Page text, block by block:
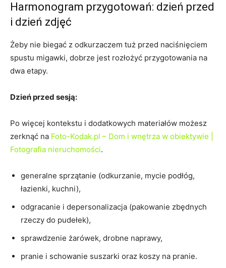
Harmonogram przygotowań: dzień przed
i dzień zdjęć
Żeby nie biegać z odkurzaczem tuż przed naciśnięciem
spustu migawki, dobrze jest rozłożyć przygotowania na
dwa etapy.
Dzień przed sesją:
Po więcej kontekstu i dodatkowych materiałów możesz
zerknąć na Foto-Kodak.pl – Dom i wnętrza w obiektywie |
Fotografia nieruchomości.
generalne sprzątanie (odkurzanie, mycie podłóg,
łazienki, kuchni),
odgracanie i depersonalizacja (pakowanie zbędnych
rzeczy do pudełek),
sprawdzenie żarówek, drobne naprawy,
pranie i schowanie suszarki oraz koszy na pranie.